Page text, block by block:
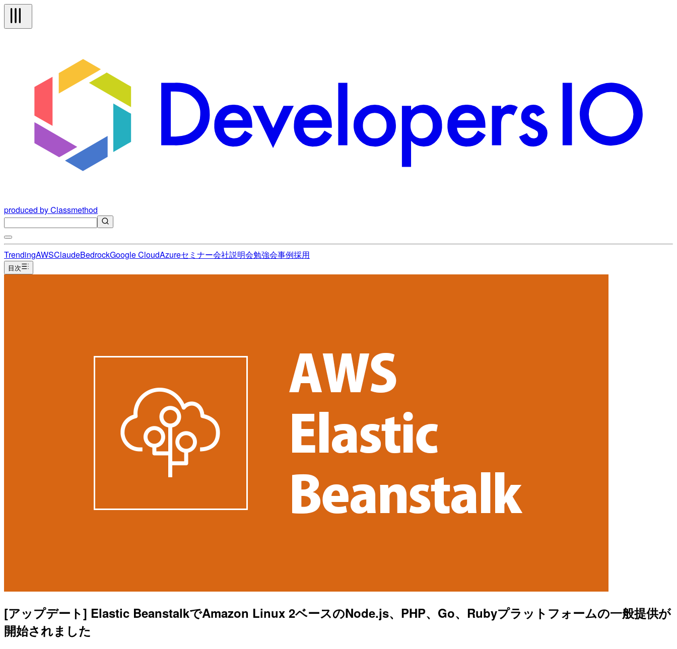
produced by Classmethod
TrendingAWSClaudeBedrockGoogle CloudAzureセミナー会社説明会勉強会事例採用
目次
[アップデート] Elastic BeanstalkでAmazon Linux 2ベースのNode.js、PHP、Go、Rubyプラットフォームの一般提供が
開始されました